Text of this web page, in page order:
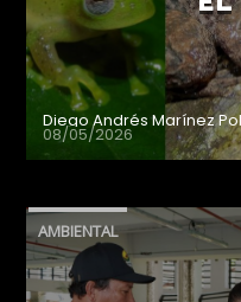
Diego Andrés Marínez
08/05/2026
AMBIENTAL